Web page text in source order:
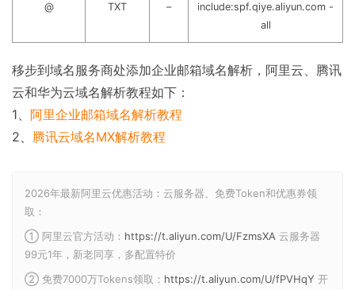
@ TXT –
include:spf.qiye.aliyun.com -
all
移步到域名服务商处添加企业邮箱域名解析，阿里云、腾讯
云和华为云域名解析教程如下：
1、 阿里企业邮箱域名解析教程
2、 腾讯云域名MX解析教程
2026年最新阿里云优惠活动：云服务器、免费Token和优惠券领
取：
① 阿里云官方活动： https://t.aliyun.com/U/FzmsXA 云服务器
99元1年，新老同享，多配置特价
② 免费7000万Tokens领取： https://t.aliyun.com/U/fPVHqY 开